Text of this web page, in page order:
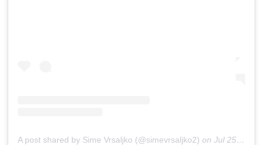
A post shared by Sime Vrsaljko (@simevrsaljko2) on Jul 25, 2018 at 10:36am PDT